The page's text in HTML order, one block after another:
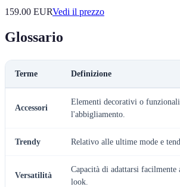
159.00 EURVedi il prezzo
Glossario
Terme Definizione
Accessori
Elementi decorativi o
l'abbigliamento.
Trendy Relativo alle ultime mode e
Versatilità
Capacità di adattarsi facilmente
look.